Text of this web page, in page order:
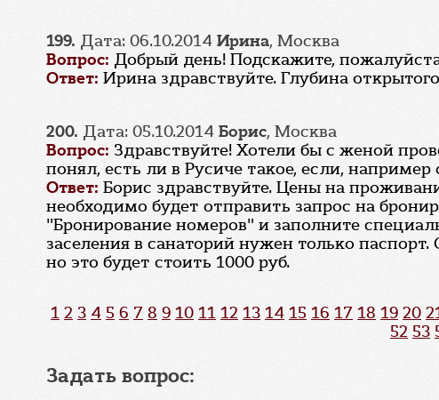
199. Дата: 06.10.2014 Ирина, Москва
Вопрос: Добрый день! Подскажите,
Ответ: Ирина здравствуйте. Глубина
200. Дата: 05.10.2014 Борис, Москва
Вопрос: Здравствуйте! Хотели бы с женой
понял, есть ли в Русиче такое, если,
Ответ: Борис здравствуйте. Цены на
необходимо будет отправить запрос на
"Бронирование номеров" и заполните
заселения в санаторий нужен только
но это будет стоить 1000 руб.
1 2 3 4 5 6 7 8 9 10 11 12 13 14 15 16 17 18 19 20
52 53
Задать вопрос: